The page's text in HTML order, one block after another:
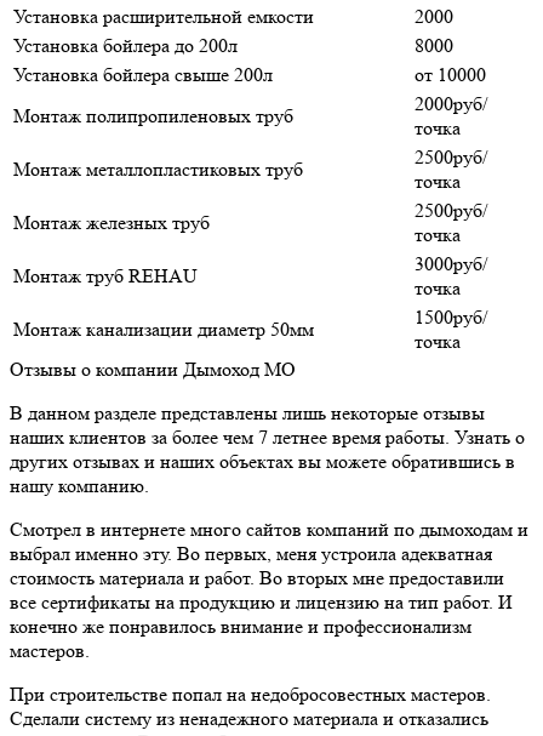
Установка расширительной емкости
2000
Установка бойлера до 200л
8000
Установка бойлера свыше 200л
от 10000
Монтаж полипропиленовых труб
2000руб/
точка
Монтаж металлопластиковых труб
2500руб/
точка
Монтаж железных труб
2500руб/
точка
Монтаж труб REHAU
3000руб/
точка
Монтаж канализации диаметр 50мм
1500руб/
точка
Отзывы о компании Дымоход МО
В данном разделе представлены лишь некоторые отзывы
наших клиентов за более чем 7 летнее время работы. Узнать о
других отзывах и наших объектах вы можете обратившись в
нашу компанию.
Смотрел в интернете много сайтов компаний по дымоходам и
выбрал именно эту. Во первых, меня устроила адекватная
стоимость материала и работ. Во вторых мне предоставили
все сертификаты на продукцию и лицензию на тип работ. И
конечно же понравилось внимание и профессионализм
мастеров.
При строительстве попал на недобросовестных мастеров.
Сделали систему из ненадежного материала и отказались